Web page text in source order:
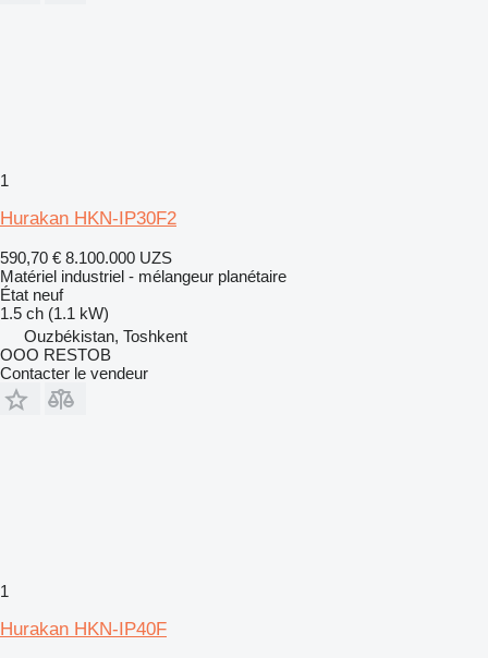
1
Hurakan HKN-IP30F2
590,70 € 8.100.000 UZS
Matériel industriel - mélangeur planétaire
État neuf
1.5 ch (1.1 kW)
Ouzbékistan, Toshkent
OOO RESTOB
Contacter le vendeur
1
Hurakan HKN-IP40F